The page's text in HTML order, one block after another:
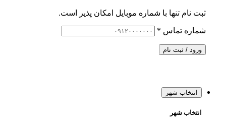
ثبت نام تنها با شماره موبایل امکان پذیر است.
شماره تماس *
ورود / ثبت نام
انتخاب شهر
انتخاب شهر